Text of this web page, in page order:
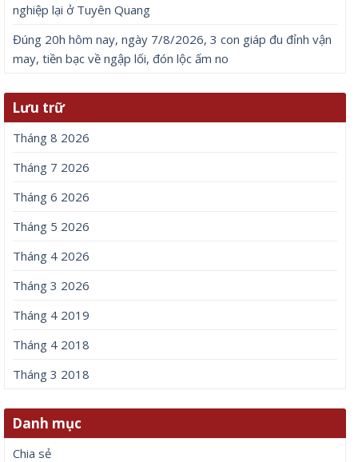
nghiệp lại ở Tuyên Quang
Đúng 20h hôm nay, ngày 7/8/2026, 3 con giáp đu đỉnh vận
may, tiền bạc về ngập lối, đón lộc ấm no
Lưu trữ
Tháng 8 2026
Tháng 7 2026
Tháng 6 2026
Tháng 5 2026
Tháng 4 2026
Tháng 3 2026
Tháng 4 2019
Tháng 4 2018
Tháng 3 2018
Danh mục
Chia sẻ